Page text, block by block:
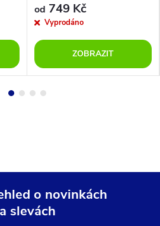
od 749 Kč
Vyprodáno
ZOBRAZIT
o novinkách
a slevách